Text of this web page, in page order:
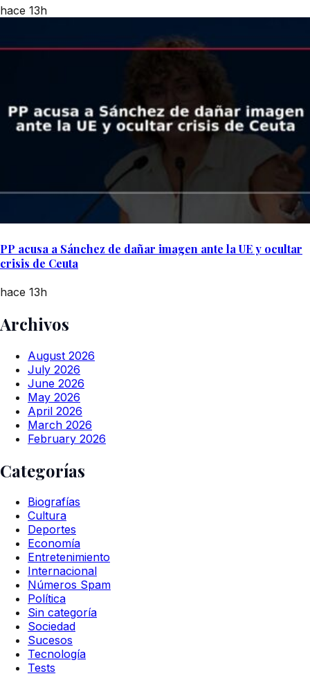
hace 13h
PP acusa a Sánchez de dañar imagen ante la UE y ocultar
crisis de Ceuta
hace 13h
Archivos
August 2026
July 2026
June 2026
May 2026
April 2026
March 2026
February 2026
Categorías
Biografías
Cultura
Deportes
Economía
Entretenimiento
Internacional
Números Spam
Política
Sin categoría
Sociedad
Sucesos
Tecnología
Tests